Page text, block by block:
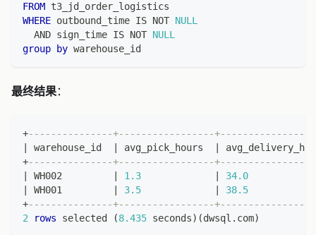
FROM t3_jd_order_logistics
WHERE outbound_time IS NOT NULL
AND sign_time IS NOT NULL
group
by warehouse_id
最终结果：
+---------------+-----------------
warehouse_id avg_pick_hours
+---------------+-----------------
WH002 1.3
34.0
WH001 3.5
38.5
+---------------+-----------------
2
rows selected (8.435 seconds) (dwsql . com)